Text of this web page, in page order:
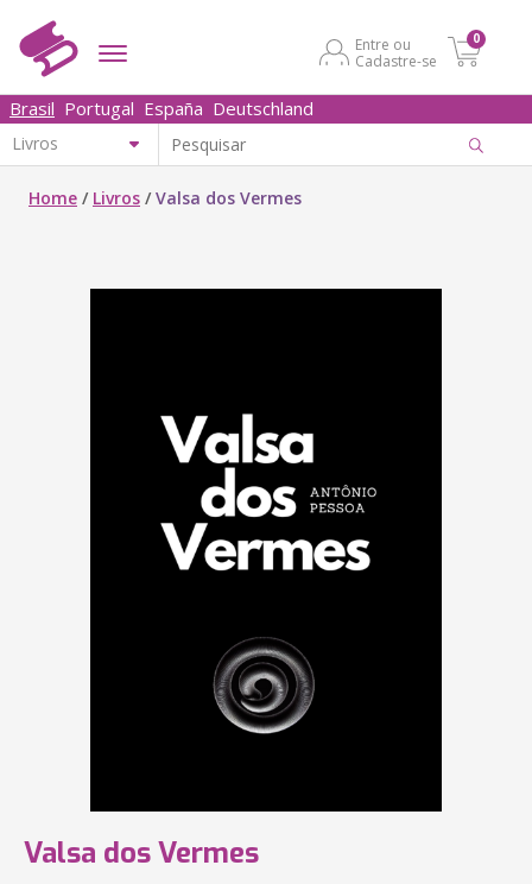
Entre ou
Cadastre-se
0
Brasil Portugal España Deutschland
Home / Livros /Valsa dos Vermes
Valsa dos Vermes